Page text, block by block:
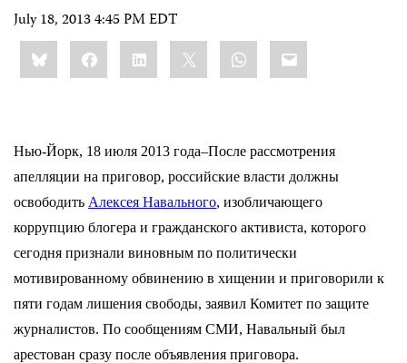
July 18, 2013 4:45 PM EDT
Share
this:BlueskyFacebookLinkedIn WhatsApp
Email
Нью-Йорк, 18 июля 2013 года–После рассмотрения
апелляции на приговор, российские власти должны
освободить Алексея Навального, изобличающего
коррупцию блогера и гражданского активиста, которого
сегодня признали виновным по политически
мотивированному обвинению в хищении и приговорили к
пяти годам лишения свободы, заявил Комитет по защите
журналистов. По сообщениям СМИ, Навальный был
арестован сразу после объявления приговора.